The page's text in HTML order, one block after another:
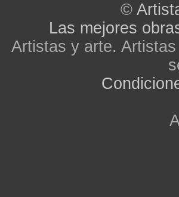
©
Las mejores
Artistas y arte.